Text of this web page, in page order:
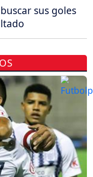
sus goles